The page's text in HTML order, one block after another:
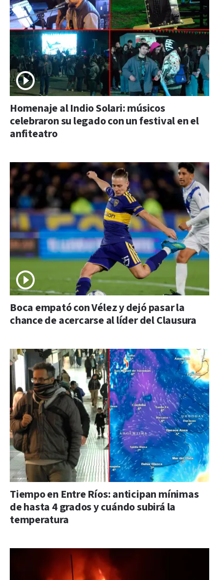
Homenaje al Indio Solari: músicos
celebraron su legado con un festival en el
anfiteatro
Boca empató con Vélez y dejó pasar la
chance de acercarse al líder del Clausura
Tiempo en Entre Ríos: anticipan mínimas
de hasta 4 grados y cuándo subirá la
temperatura